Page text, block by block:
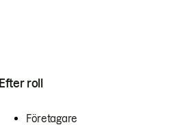
Efter roll
Företagare